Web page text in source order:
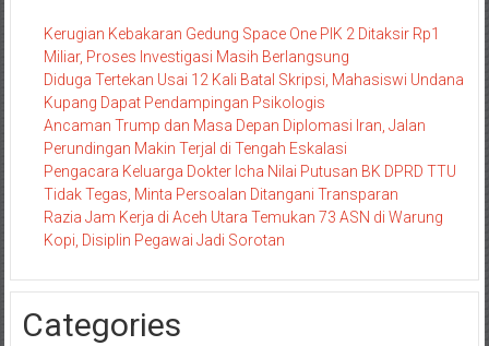
Kerugian Kebakaran Gedung Space One PIK 2 Ditaksir Rp1
Miliar, Proses Investigasi Masih Berlangsung
Diduga Tertekan Usai 12 Kali Batal Skripsi, Mahasiswi Undana
Kupang Dapat Pendampingan Psikologis
Ancaman Trump dan Masa Depan Diplomasi Iran, Jalan
Perundingan Makin Terjal di Tengah Eskalasi
Pengacara Keluarga Dokter Icha Nilai Putusan BK DPRD TTU
Tidak Tegas, Minta Persoalan Ditangani Transparan
Razia Jam Kerja di Aceh Utara Temukan 73 ASN di Warung
Kopi, Disiplin Pegawai Jadi Sorotan
Categories